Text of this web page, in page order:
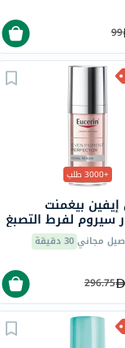
99
+3000 طلب
بيغمنت
سيروم لفرط التصبغ
مجاني30 دقيقة
296.75